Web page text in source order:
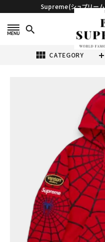
Supreme(シュプリー
search
view_module CATEGORY
Supreme シュプ
リーム 2026SS
Leathers
Spider-Man
Hooded
(税込)